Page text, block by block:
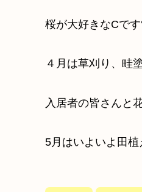
桜が大好きなCです
４月は草刈り、畦
入居者の皆さんと
5月はいよいよ田